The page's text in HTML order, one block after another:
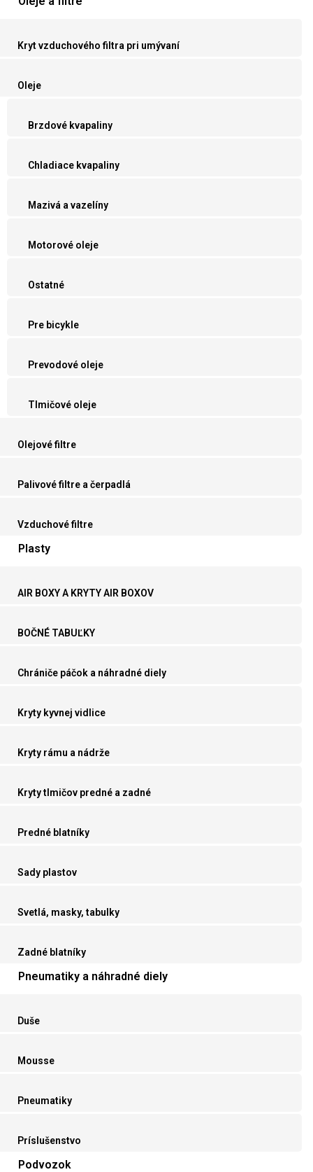
Kryt vzduchového filtra pri umývaní
Oleje
Brzdové kvapaliny
Chladiace kvapaliny
Mazivá a vazelíny
Motorové oleje
Ostatné
Pre bicykle
Prevodové oleje
Tlmičové oleje
Olejové filtre
Palivové filtre a čerpadlá
Vzduchové filtre
Plasty
AIR BOXY A KRYTY AIR BOXOV
BOČNÉ TABUĽKY
Chrániče páčok a náhradné diely
Kryty kyvnej vidlice
Kryty rámu a nádrže
Kryty tlmičov predné a zadné
Predné blatníky
Sady plastov
Svetlá, masky, tabulky
Zadné blatníky
Pneumatiky a náhradné diely
Duše
Mousse
Pneumatiky
Príslušenstvo
Podvozok